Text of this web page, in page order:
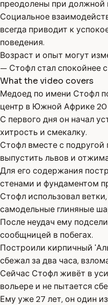
преодолены при должной
Социальное
всегда приводит к
поведения.
Возраст и опыт могут
— Стофл стал спокойнее
What the video covers
Медоед по имени Стофл
центр в Южной Африке 20
С первого дня он начал
хитрость и смекалку.
Стофл вместе с подругой
выпустить львов и
Для его содержания
стенами и фундаментом
Стофл использовал
самодельные глиняные
После неудач ему
сообщницей в побегах.
Построили кирпичный
сбежал за два часа,
Сейчас Стофл живёт в
вольере и не пытается
Ему уже 27 лет, он один